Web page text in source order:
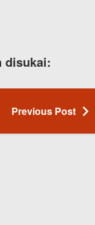
disukai:
Previous Post